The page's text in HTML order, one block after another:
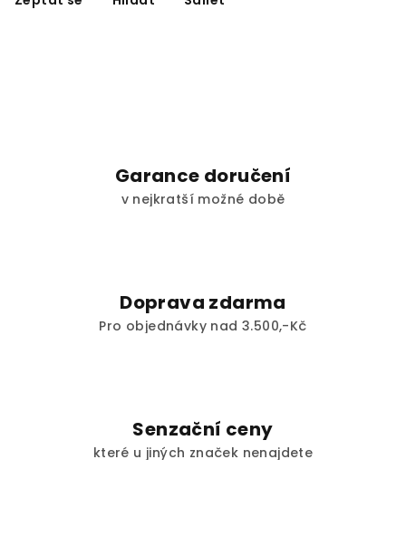
Garance doručení
v nejkratší možné době
Doprava zdarma
Pro objednávky nad 3.500,-Kč
Senzační ceny
které u jiných značek nenajdete